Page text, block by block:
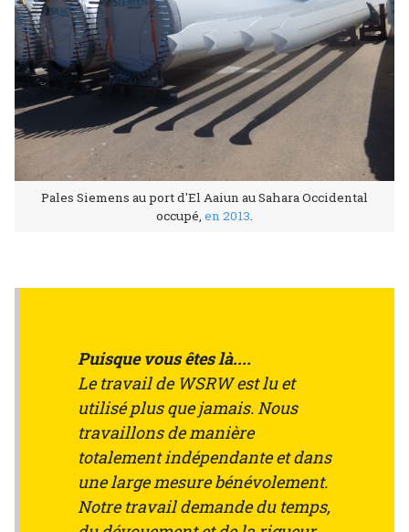
Pales Siemens au port d'El Aaiun au Sahara Occidental
occupé, en 2013.
Puisque vous êtes là....
Le travail de WSRW est lu et
utilisé plus que jamais. Nous
travaillons de manière
totalement indépendante et dans
une large mesure bénévolement.
Notre travail demande du temps,